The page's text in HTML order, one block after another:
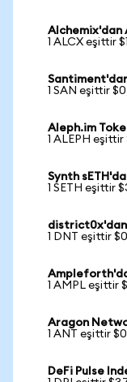
Alchemix'dan
1 ALCX eşittir
1 SAN eşittir
Aleph.im
1 ALEPH
Synth
1 SETH eşittir
district0x'dan
1 DNT eşittir
1 AMPL eşittir
Aragon
1 ANT eşittir
DeFi Pulse